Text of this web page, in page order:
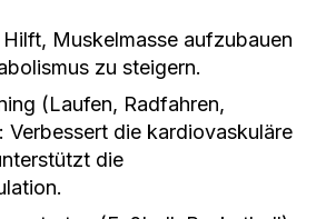
Hilft, Muskelmasse aufzubauen
zu steigern.
(Laufen, Radfahren,
Verbessert die kardiovaskuläre
die